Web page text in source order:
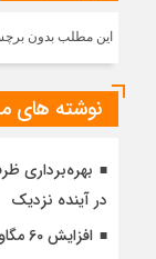
این مطلب بدون
نوشته های
در آینده نزدیک